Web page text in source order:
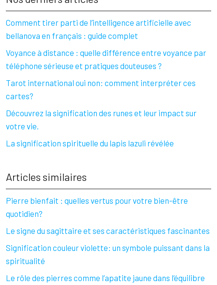
Comment tirer parti de l’intelligence artificielle avec
bellanova en français : guide complet
Voyance à distance : quelle différence entre voyance par
téléphone sérieuse et pratiques douteuses ?
Tarot international oui non: comment interpréter ces
cartes?
Découvrez la signification des runes et leur impact sur
votre vie.
La signification spirituelle du lapis lazuli révélée
Articles similaires
Pierre bienfait : quelles vertus pour votre bien-être
quotidien?
Le signe du sagittaire et ses caractéristiques fascinantes
Signification couleur violette: un symbole puissant dans la
spiritualité
Le rôle des pierres comme l’apatite jaune dans l’équilibre